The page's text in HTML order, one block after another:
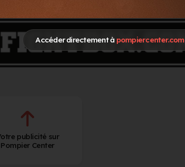
Accéder directement à pompiercenter.com
publicité sur
Pompier Center